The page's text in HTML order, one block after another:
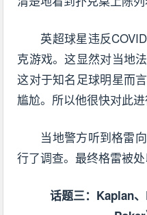
英超球星违反
克游戏。这显然对当地
这对于知名足球明星而
尴尬。所以他很快对此进
当地警方听到格雷
行了调查。最终格雷被处
话题三：Kaplan